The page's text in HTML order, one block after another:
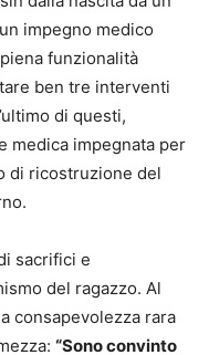
impegno medico
funzionalità
ben tre interventi
di questi,
medica impegnata per
di ricostruzione del
sacrifici e
del ragazzo. Al
consapevolezza rara
“Sono convinto